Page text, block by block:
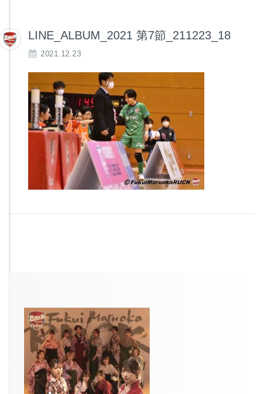
LINE_ALBUM_2021 第7節_211223_18
2021.12.23